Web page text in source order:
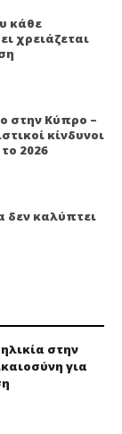
κάθε
χρειάζεται
στην Κύπρο –
κίνδυνοι
2026
δεν καλύπτει
στην
για